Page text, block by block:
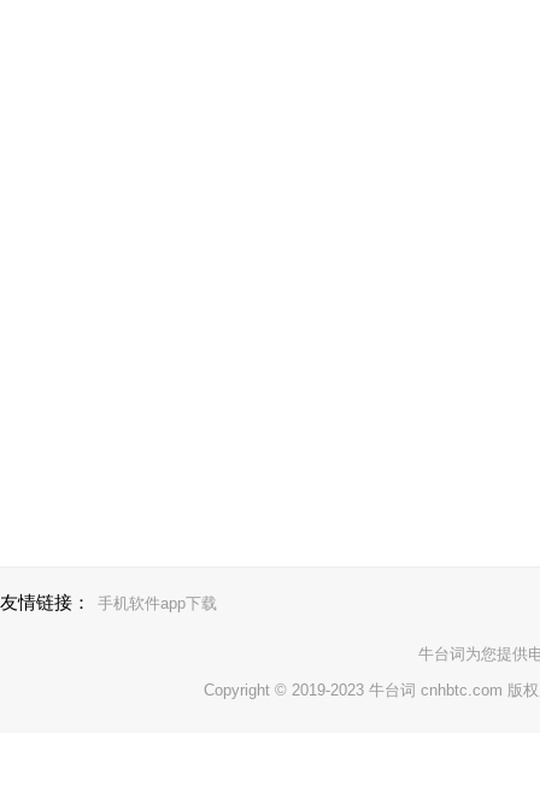
友情链接： 手机软件app下载
牛台词 为您提供
Copyright © 2019-2023 牛台词 cnhbtc.com 版